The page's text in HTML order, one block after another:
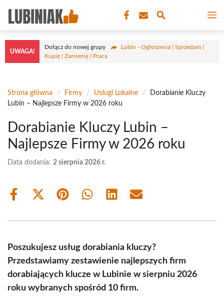
treści
UWAGA!
Dołącz do nowej grupy
Lubin - Ogłoszenia | Sprzedam |
Kupię | Zamienię | Praca
Strona główna / Firmy / Usługi Lokalne /
Dorabianie Kluczy
Lubin – Najlepsze Firmy w 2026 roku
Dorabianie Kluczy Lubin –
Najlepsze Firmy w 2026 roku
Data dodania: 2 sierpnia 2026 r.
Share
Share
(Twitter)
Share Share Share Share
Poszukujesz usług dorabiania kluczy?
Przedstawiamy zestawienie najlepszych firm
dorabiających klucze w Lubinie w sierpniu 2026
roku wybranych spośród 10 firm.